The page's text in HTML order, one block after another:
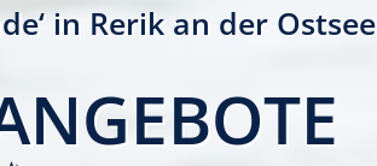
in Rerik an der Ostsee